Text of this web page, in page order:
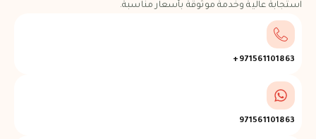
استجابة عالية وخدمة موثوقة بأسعار مناسبة.
971561101863+
971561101863